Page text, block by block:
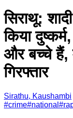
सिराथू:
किया
और बच्चे हैं,
गिरफ्तार
Sirathu, Kaushambi
#crime#national #